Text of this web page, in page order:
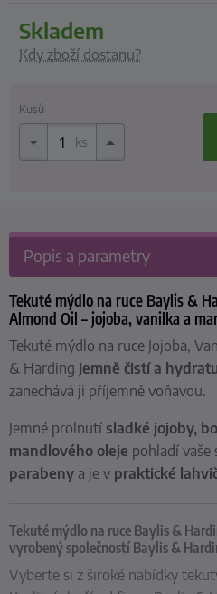
skladem
Kdy zboží dostanu?
Kusů
ks
Popis a parametry
Tekuté mýdlo na ruce Baylis &
Almond Oil – jojoba, vanilka a
Tekuté mýdlo na ruce Jojoba,
& Harding jemně čistí a
zanechává ji příjemně voňavou.
Jemné prolnutí sladké jojoby,
mandlového oleje pohladí vaše
parabeny a je v praktické
Tekuté mýdlo na ruce Baylis &
vyrobený společností Baylis &
Vyberte si z široké nabídky